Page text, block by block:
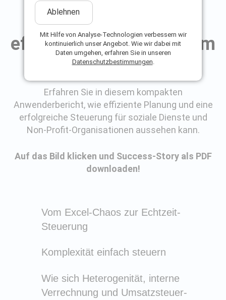
Ein Best Practice für
effizientes Controlling im
Sozialwesen
Erfahren Sie in diesem kompakten
Anwenderbericht, wie effiziente Planung und eine
erfolgreiche Steuerung für soziale Dienste und
Non-Profit-Organisationen aussehen kann.
Auf das Bild klicken und Success-Story als PDF
downloaden!
Vom Excel-Chaos zur Echtzeit-
Steuerung
Komplexität einfach steuern
Wie sich Heterogenität, interne
Verrechnung und Umsatzsteuer-
Ablehnen
Mit Hilfe von Analyse-Technologien verbessern wir
kontinuierlich unser Angebot. Wie wir dabei mit
Daten umgehen, erfahren Sie in unseren
Datenschutzbestimmungen